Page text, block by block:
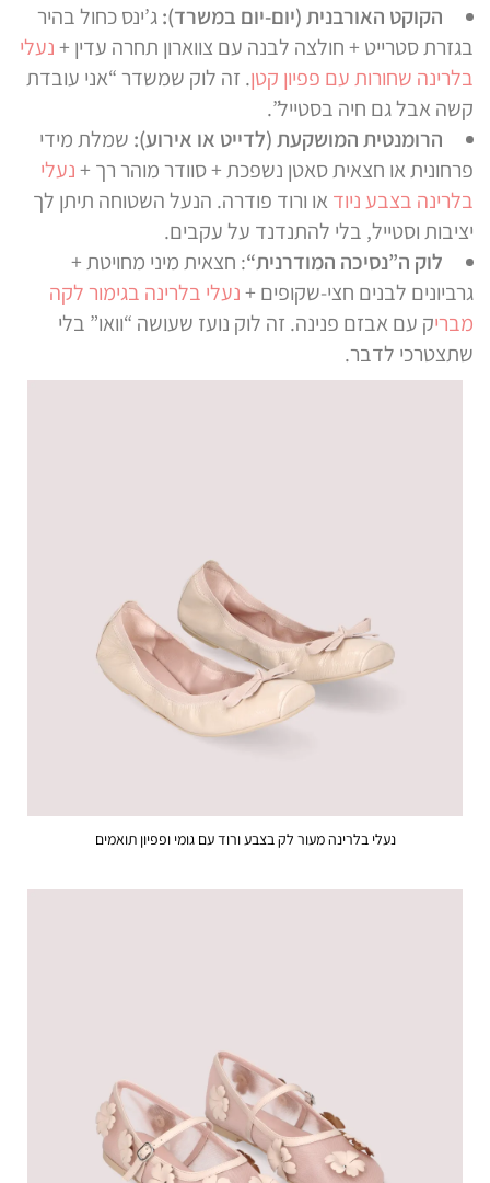
הקוקט האורבנית (יום-יום במשרד):ג’ינס כחול בהיר
בגזרת סטרייט + חולצה לבנה עם צווארון תחרה עדין +נעלי
בלרינה שחורות עם פפיון קטן. זה לוק שמשדר “אני עובדת
קשה אבל גם חיה בסטייל”.
הרומנטית המושקעת (לדייט או אירוע): שמלת מידי
פרחונית או חצאית סאטן נשפכת + סוודר מוהר רך +נעלי
בלרינה בצבע ניוד או ורוד פודרה. הנעל השטוחה תיתן לך
יציבות וסטייל, בלי להתנדנד על עקבים.
לוק ה”נסיכה המודרנית“: חצאית מיני מחויטת +
גרביונים לבנים חצי-שקופים +נעלי בלרינה בגימור לקה
מבריק עם אבזם פנינה. זה לוק נועז שעושה “וואו” בלי
שתצטרכי לדבר.
נעלי בלרינה מעור לק בצבע ורוד עם גומי ופפיון תואמים